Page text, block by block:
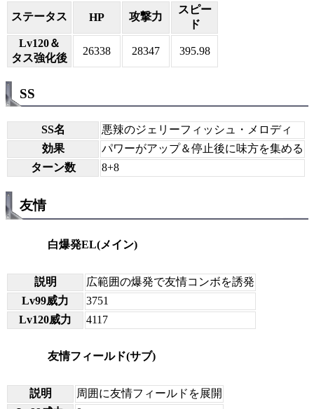
ステータス HP 攻撃力
スピー
ド
Lv120＆
タス強化後
26338 28347 395.98
SS
SS名
悪辣のジェリーフィッシュ・メロディ
効果
パワーがアップ＆停止後に味方を集める
ターン数
8+8
友情
白爆発EL(メイン)
説明
広範囲の爆発で友情コンボを誘発
Lv99威力
3751
Lv120威力
4117
友情フィールド(サブ)
説明
周囲に友情フィールドを展開